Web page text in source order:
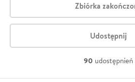
Zbiórka
Udostępnij
90 udostępnień